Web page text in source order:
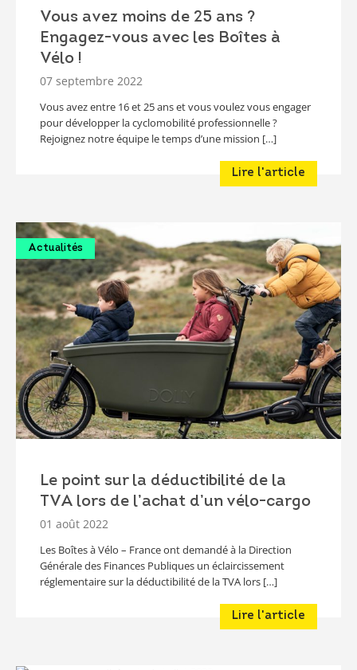
Vous avez moins de 25 ans ?
Engagez-vous avec les Boîtes à
Vélo !
07 septembre 2022
Vous avez entre 16 et 25 ans et vous voulez vous engager
pour développer la cyclomobilité professionnelle ?
Rejoignez notre équipe le temps d’une mission […]
Lire l'article
Actualités
Le point sur la déductibilité de la
TVA lors de l’achat d’un vélo-cargo
01 août 2022
Les Boîtes à Vélo – France ont demandé à la Direction
Générale des Finances Publiques un éclaircissement
réglementaire sur la déductibilité de la TVA lors […]
Lire l'article